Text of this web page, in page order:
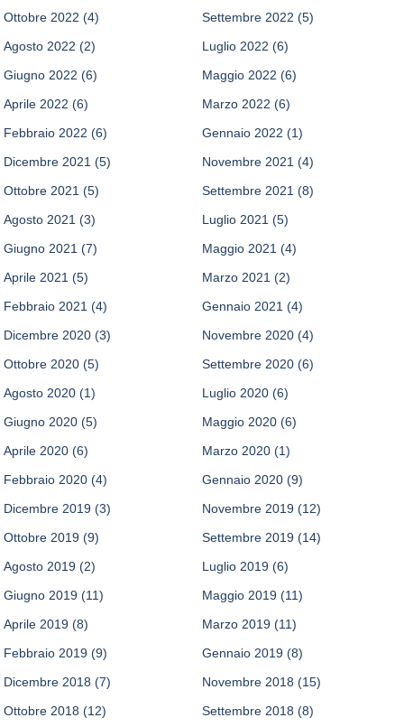
Ottobre 2022 (4) Settembre 2022 (5)
Agosto 2022 (2) Luglio 2022 (6)
Giugno 2022 (6) Maggio 2022 (6)
Aprile 2022 (6) Marzo 2022 (6)
Febbraio 2022 (6) Gennaio 2022 (1)
Dicembre 2021 (5) Novembre 2021 (4)
Ottobre 2021 (5) Settembre 2021 (8)
Agosto 2021 (3) Luglio 2021 (5)
Giugno 2021 (7) Maggio 2021 (4)
Aprile 2021 (5) Marzo 2021 (2)
Febbraio 2021 (4) Gennaio 2021 (4)
Dicembre 2020 (3) Novembre 2020 (4)
Ottobre 2020 (5) Settembre 2020 (6)
Agosto 2020 (1) Luglio 2020 (6)
Giugno 2020 (5) Maggio 2020 (6)
Aprile 2020 (6) Marzo 2020 (1)
Febbraio 2020 (4) Gennaio 2020 (9)
Dicembre 2019 (3) Novembre 2019 (12)
Ottobre 2019 (9) Settembre 2019 (14)
Agosto 2019 (2) Luglio 2019 (6)
Giugno 2019 (11) Maggio 2019 (11)
Aprile 2019 (8) Marzo 2019 (11)
Febbraio 2019 (9) Gennaio 2019 (8)
Dicembre 2018 (7) Novembre 2018 (15)
Ottobre 2018 (12) Settembre 2018 (8)